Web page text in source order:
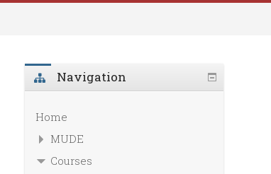
Navigation
Home
MUDE
Courses